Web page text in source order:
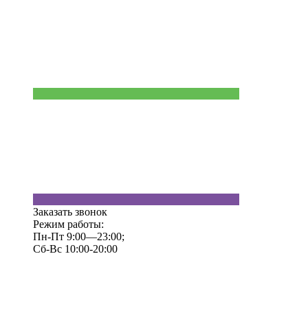
Заказать звонок
Режим работы:
Пн-Пт 9:00—23:00;
Сб-Вс 10:00-20:00